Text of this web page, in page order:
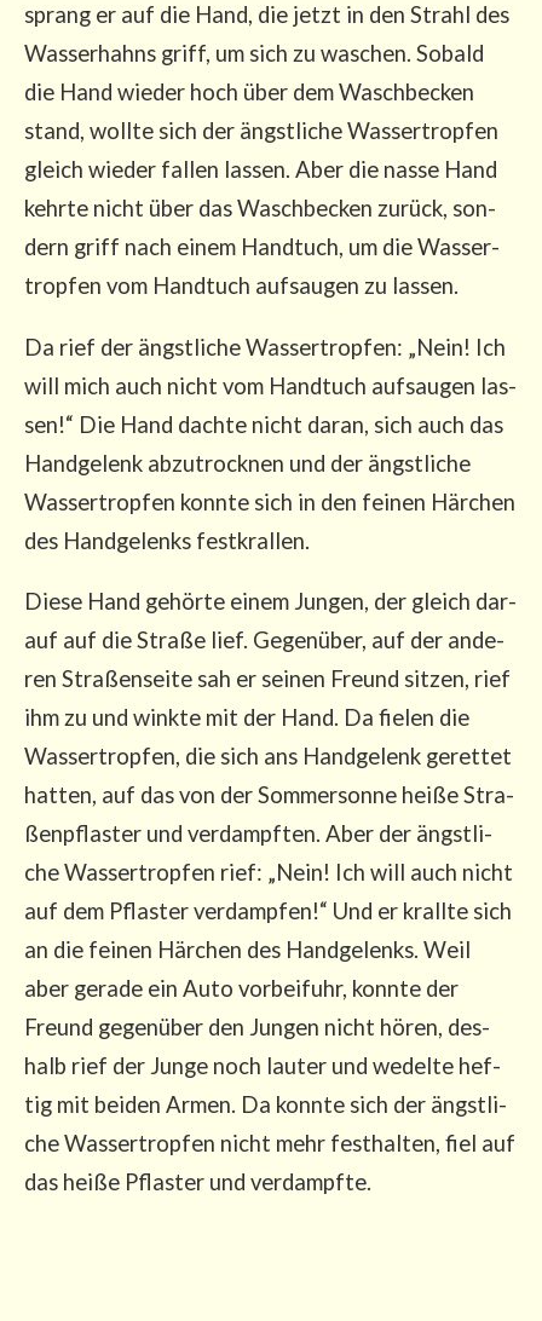
sprang er auf die Hand, die jetzt in den Strahl des
Was­ser­hahns griff, um sich zu waschen. Sobald
die Hand wie­der hoch über dem Wasch­be­cken
stand, woll­te sich der ängst­li­che Was­ser­trop­fen
gleich wie­der fal­len las­sen. Aber die nas­se Hand
kehr­te nicht über das Wasch­be­cken zurück, son­
dern griff nach einem Hand­tuch, um die Was­ser­
trop­fen vom Hand­tuch auf­sau­gen zu lassen.
Da rief der ängst­li­che Was­ser­trop­fen: „Nein! Ich
will mich auch nicht vom Hand­tuch auf­sau­gen las­
sen!“ Die Hand dach­te nicht dar­an, sich auch das
Hand­ge­lenk abzu­trock­nen und der ängst­li­che
Was­ser­trop­fen konn­te sich in den fei­nen Här­chen
des Hand­ge­lenks festkrallen.
Die­se Hand gehör­te einem Jun­gen, der gleich dar­
auf auf die Stra­ße lief. Gegen­über, auf der ande­
ren Stra­ßen­sei­te sah er sei­nen Freund sit­zen, rief
ihm zu und wink­te mit der Hand. Da fie­len die
Was­ser­trop­fen, die sich ans Hand­ge­lenk geret­tet
hat­ten, auf das von der Som­mer­son­ne hei­ße Stra­
ßen­pflas­ter und ver­dampf­ten. Aber der ängst­li­
che Was­ser­trop­fen rief: „Nein! Ich will auch nicht
auf dem Pflas­ter ver­damp­fen!“ Und er krall­te sich
an die fei­nen Här­chen des Hand­ge­lenks. Weil
aber gera­de ein Auto vor­bei­fuhr, konn­te der
Freund gegen­über den Jun­gen nicht hören, des­
halb rief der Jun­ge noch lau­ter und wedel­te hef­
tig mit bei­den Armen. Da konn­te sich der ängst­li­
che Was­ser­trop­fen nicht mehr fest­hal­ten, fiel auf
das hei­ße Pflas­ter und verdampfte.